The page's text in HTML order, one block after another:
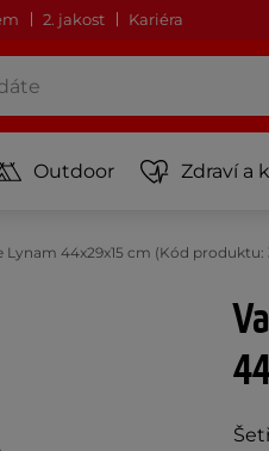
2. jakost Kariéra
Outdoor Zdraví a
44x29x15 cm (Kód produktu: